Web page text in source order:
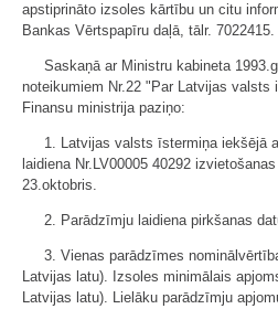
apstiprināto izsoles kārtību un citu
Bankas Vērtspapīru daļā, tālr. 7022415.
Saskaņā ar Ministru kabineta
noteikumiem Nr.22 "Par Latvijas valsts
Finansu ministrija paziņo:
1. Latvijas valsts īstermiņa iekšējā
laidiena Nr.LV00005 40292
23.oktobris.
2. Parādzīmju laidiena pirkšanas
3. Vienas parādzīmes
Latvijas latu). Izsoles minimālais
Latvijas latu). Lielāku parādzīmju